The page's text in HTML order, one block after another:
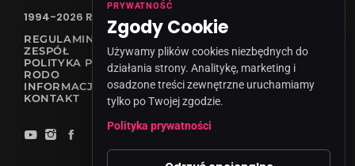
1994-2026 RADIO VANESSA SPÓŁKA Z O.O
REGULAMIN KONKURSÓW
ZESPÓŁ
POLITYKA PRYWATNOŚCI
RODO
INFORMACJA O NADAWCY
KONTAKT
PRYWATNOŚĆ
Zgody Cookie
Używamy plików cookies niezbędnych do
działania strony. Analitykę, marketing i
osadzone treści zewnętrzne uruchamiamy
tylko po Twojej zgodzie.
Polityka prywatności